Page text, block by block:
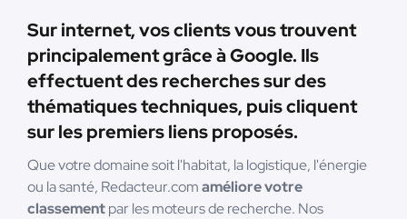
Sur internet, vos clients vous trouvent
principalement grâce à Google. Ils
effectuent des recherches sur des
thématiques techniques, puis cliquent
sur les premiers liens proposés.
Que votre domaine soit l'habitat, la logistique, l'énergie
ou la santé, Redacteur.comaméliore votre
classementpar les moteurs de recherche. Nos